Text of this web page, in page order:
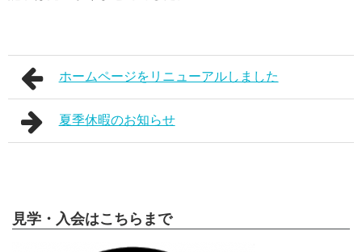
ホームページをリニューアルしました
夏季休暇のお知らせ
見学・入会はこちらまで